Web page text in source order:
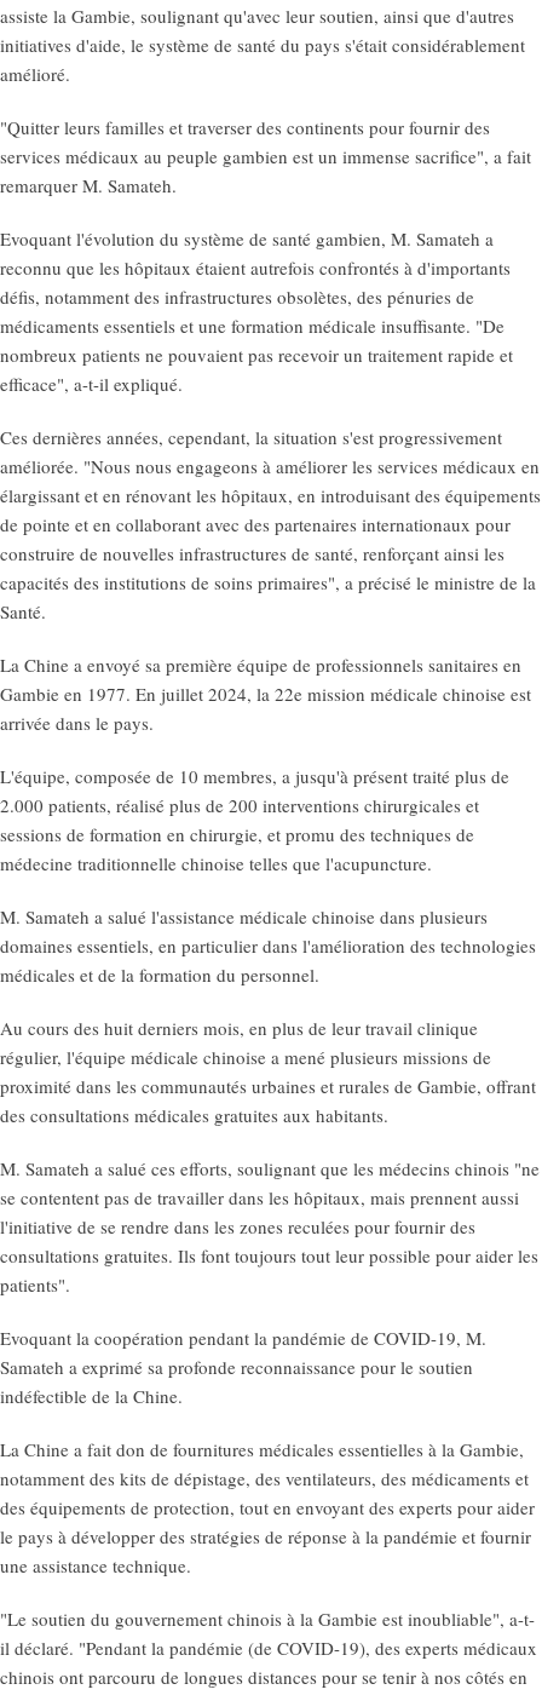
assiste la Gambie, soulignant qu'avec leur soutien, ainsi que d'autres
initiatives d'aide, le système de santé du pays s'était considérablement
amélioré.
"Quitter leurs familles et traverser des continents pour fournir des
services médicaux au peuple gambien est un immense sacrifice", a fait
remarquer M. Samateh.
Evoquant l'évolution du système de santé gambien, M. Samateh a
reconnu que les hôpitaux étaient autrefois confrontés à d'importants
défis, notamment des infrastructures obsolètes, des pénuries de
médicaments essentiels et une formation médicale insuffisante. "De
nombreux patients ne pouvaient pas recevoir un traitement rapide et
efficace", a-t-il expliqué.
Ces dernières années, cependant, la situation s'est progressivement
améliorée. "Nous nous engageons à améliorer les services médicaux en
élargissant et en rénovant les hôpitaux, en introduisant des équipements
de pointe et en collaborant avec des partenaires internationaux pour
construire de nouvelles infrastructures de santé, renforçant ainsi les
capacités des institutions de soins primaires", a précisé le ministre de la
Santé.
La Chine a envoyé sa première équipe de professionnels sanitaires en
Gambie en 1977. En juillet 2024, la 22e mission médicale chinoise est
arrivée dans le pays.
L'équipe, composée de 10 membres, a jusqu'à présent traité plus de
2.000 patients, réalisé plus de 200 interventions chirurgicales et
sessions de formation en chirurgie, et promu des techniques de
médecine traditionnelle chinoise telles que l'acupuncture.
M. Samateh a salué l'assistance médicale chinoise dans plusieurs
domaines essentiels, en particulier dans l'amélioration des technologies
médicales et de la formation du personnel.
Au cours des huit derniers mois, en plus de leur travail clinique
régulier, l'équipe médicale chinoise a mené plusieurs missions de
proximité dans les communautés urbaines et rurales de Gambie, offrant
des consultations médicales gratuites aux habitants.
M. Samateh a salué ces efforts, soulignant que les médecins chinois "ne
se contentent pas de travailler dans les hôpitaux, mais prennent aussi
l'initiative de se rendre dans les zones reculées pour fournir des
consultations gratuites. Ils font toujours tout leur possible pour aider les
patients".
Evoquant la coopération pendant la pandémie de COVID-19, M.
Samateh a exprimé sa profonde reconnaissance pour le soutien
indéfectible de la Chine.
La Chine a fait don de fournitures médicales essentielles à la Gambie,
notamment des kits de dépistage, des ventilateurs, des médicaments et
des équipements de protection, tout en envoyant des experts pour aider
le pays à développer des stratégies de réponse à la pandémie et fournir
une assistance technique.
"Le soutien du gouvernement chinois à la Gambie est inoubliable", a-t-
il déclaré. "Pendant la pandémie (de COVID-19), des experts médicaux
chinois ont parcouru de longues distances pour se tenir à nos côtés en